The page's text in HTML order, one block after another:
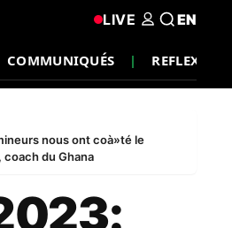
COMMUNIQUÉS REFLEXION
LIVE EN
nous ont coà»té le
du Ghana